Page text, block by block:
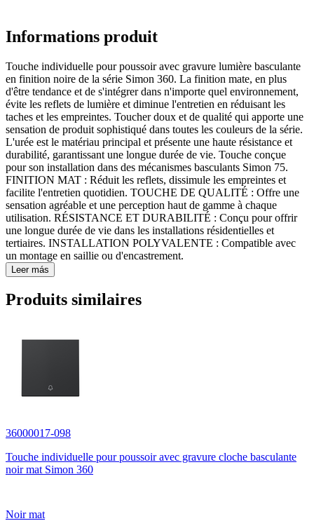
Informations produit
Touche individuelle pour poussoir avec gravure lumière basculante
en finition noire de la série Simon 360. La finition mate, en plus
d'être tendance et de s'intégrer dans n'importe quel environnement,
évite les reflets de lumière et diminue l'entretien en réduisant les
taches et les empreintes. Toucher doux et de qualité qui apporte une
sensation de produit sophistiqué dans toutes les couleurs de la série.
L'urée est le matériau principal et présente une haute résistance et
durabilité, garantissant une longue durée de vie. Touche conçue
pour son installation dans des mécanismes basculants Simon 75.
FINITION MAT : Réduit les reflets, dissimule les empreintes et
facilite l'entretien quotidien. TOUCHE DE QUALITÉ : Offre une
sensation agréable et une perception haut de gamme à chaque
utilisation. RÉSISTANCE ET DURABILITÉ : Conçu pour offrir
une longue durée de vie dans les installations résidentielles et
tertiaires. INSTALLATION POLYVALENTE : Compatible avec
un montage en saillie ou d'encastrement.
Leer más
Produits similaires
36000017-098
Touche individuelle pour poussoir avec gravure cloche basculante
noir mat Simon 360
Noir mat